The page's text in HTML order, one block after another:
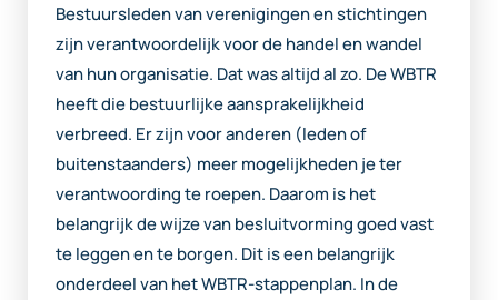
Bestuursleden van verenigingen en stichtingen
zijn verantwoordelijk voor de handel en wandel
van hun organisatie. Dat was altijd al zo. De WBTR
heeft die bestuurlijke aansprakelijkheid
verbreed. Er zijn voor anderen (leden of
buitenstaanders) meer mogelijkheden je ter
verantwoording te roepen. Daarom is het
belangrijk de wijze van besluitvorming goed vast
te leggen en te borgen. Dit is een belangrijk
onderdeel van het WBTR-stappenplan. In de